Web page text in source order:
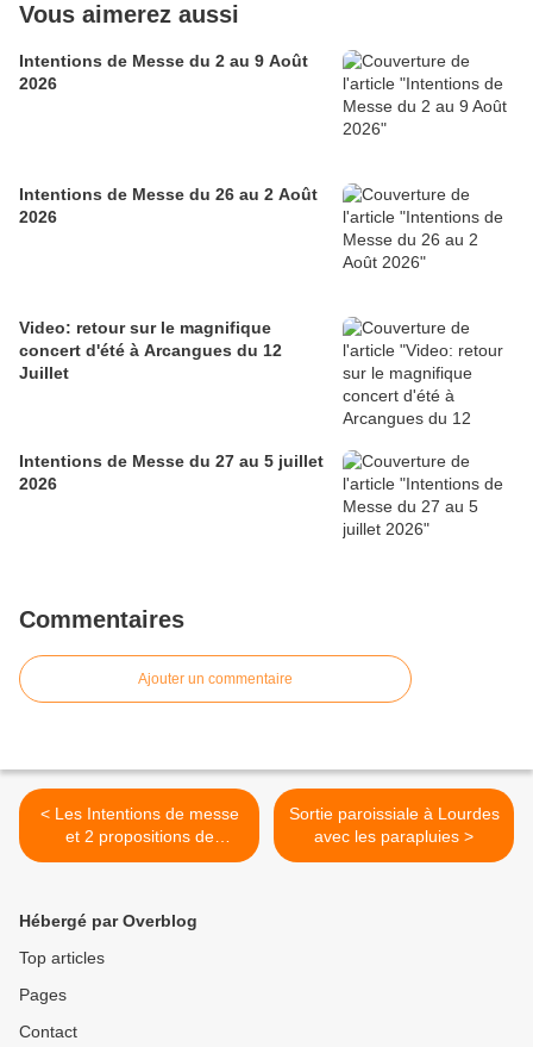
Vous aimerez aussi
Intentions de Messe du 2 au 9 Août
2026
Intentions de Messe du 26 au 2 Août
2026
Video: retour sur le magnifique
concert d'été à Arcangues du 12
Juillet
Intentions de Messe du 27 au 5 juillet
2026
Commentaires
Ajouter un commentaire
< Les Intentions de messe
et 2 propositions de
pèlerinages
Sortie paroissiale à Lourdes
avec les parapluies >
Hébergé par Overblog
Top articles
Pages
Contact